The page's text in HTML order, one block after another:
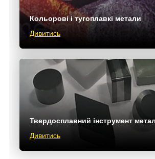
Кольорові і тугоплавкі метали
Дивитись
Твердосплавний інструмент
Дивитись